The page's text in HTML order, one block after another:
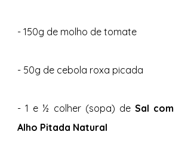
- 150g de molho de tomate
- 50g de cebola roxa picada
- 1 e ½ colher (sopa) de Sal com
Alho Pitada Natural